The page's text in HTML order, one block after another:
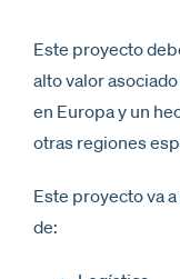
Este proyecto
alto valor
en Europa y un
otras regiones
Este proyecto va
de: